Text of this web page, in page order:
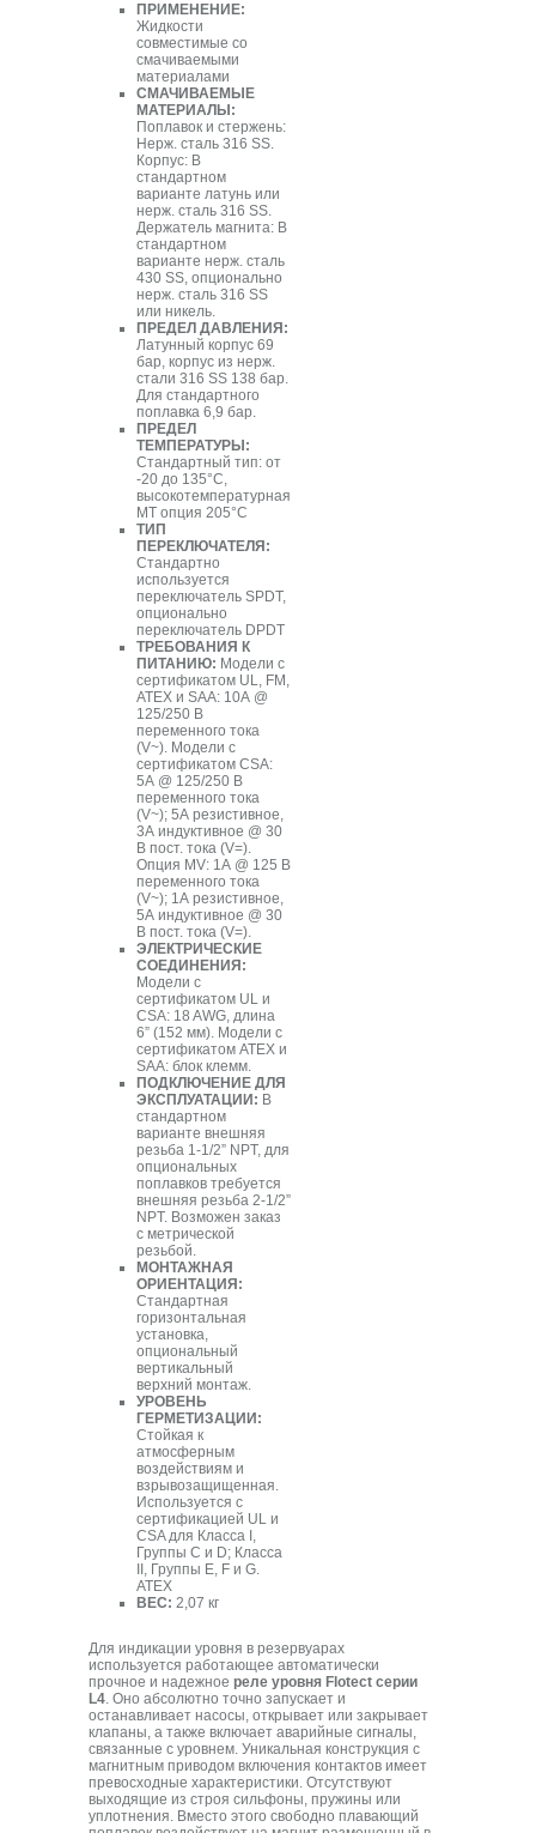
ПРИМЕНЕНИЕ:
Жидкости
совместимые со
смачиваемыми
материалами
СМАЧИВАЕМЫЕ
МАТЕРИАЛЫ:
Поплавок и стержень:
Нерж. сталь 316 SS.
Корпус: В
стандартном
варианте латунь или
нерж. сталь 316 SS.
Держатель магнита: В
стандартном
варианте нерж. сталь
430 SS, опционально
нерж. сталь 316 SS
или никель.
ПРЕДЕЛ ДАВЛЕНИЯ:
Латунный корпус 69
бар, корпус из нерж.
стали 316 SS 138 бар.
Для стандартного
поплавка 6,9 бар.
ПРЕДЕЛ
ТЕМПЕРАТУРЫ:
Стандартный тип: от
-20 до 135°C,
высокотемпературная
МТ опция 205°C
ТИП
ПЕРЕКЛЮЧАТЕЛЯ:
Стандартно
используется
переключатель SPDT,
опционально
переключатель DPDT
ТРЕБОВАНИЯ К
ПИТАНИЮ: Модели с
сертификатом UL, FM,
ATEX и SAA: 10А @
125/250 В
переменного тока
(V~). Модели с
сертификатом CSA:
5А @ 125/250 В
переменного тока
(V~); 5А резистивное,
3А индуктивное @ 30
В пост. тока (V=).
Опция МV: 1А @ 125 В
переменного тока
(V~); 1А резистивное,
5А индуктивное @ 30
В пост. тока (V=).
ЭЛЕКТРИЧЕСКИЕ
СОЕДИНЕНИЯ:
Модели с
сертификатом UL и
CSA: 18 AWG, длина
6” (152 мм). Модели с
сертификатом ATEX и
SAA: блок клемм.
ПОДКЛЮЧЕНИЕ ДЛЯ
ЭКСПЛУАТАЦИИ: В
стандартном
варианте внешняя
резьба 1-1/2” NPT, для
опциональных
поплавков требуется
внешняя резьба 2-1/2”
NPT. Возможен заказ
с метрической
резьбой.
МОНТАЖНАЯ
ОРИЕНТАЦИЯ:
Стандартная
горизонтальная
установка,
опциональный
вертикальный
верхний монтаж.
УРОВЕНЬ
ГЕРМЕТИЗАЦИИ:
Стойкая к
атмосферным
воздействиям и
взрывозащищенная.
Используется с
сертификацией UL и
CSA для Класса I,
Группы С и D; Класса
II, Группы E, F и G.
АТЕХ
ВЕС: 2,07 кг
Для индикации уровня в резервуарах
используется работающее автоматически
прочное и надежное реле уровня Flotect серии
L4. Оно абсолютно точно запускает и
останавливает насосы, открывает или закрывает
клапаны, а также включает аварийные сигналы,
связанные с уровнем. Уникальная конструкция с
магнитным приводом включения контактов имеет
превосходные характеристики. Отсутствуют
выходящие из строя сильфоны, пружины или
уплотнения. Вместо этого свободно плавающий